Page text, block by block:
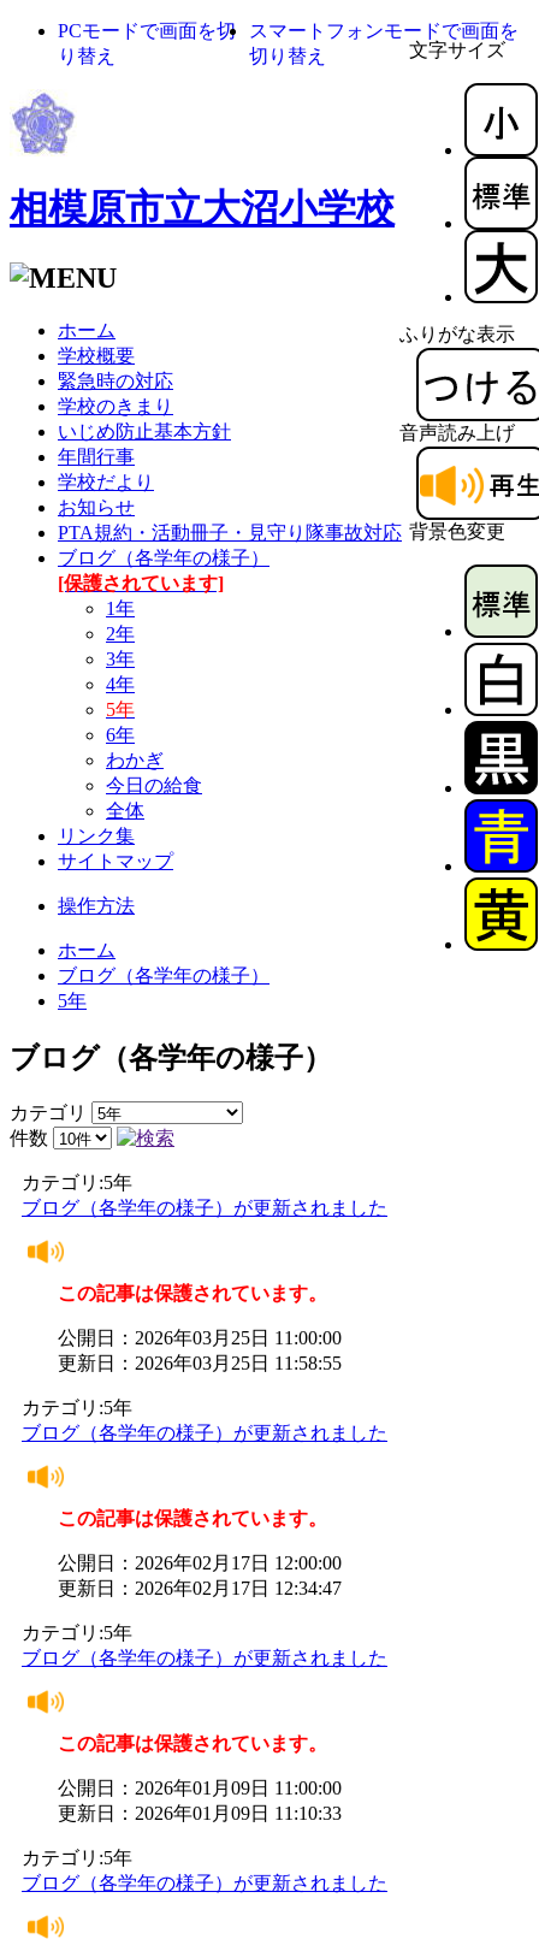
文字サイズ
ふりがな表示
音声読み上げ
背景色変更
PCモードで画面を切
り替え
スマートフォンモードで画面を
切り替え
相模原市立大沼小学校
ホーム
学校概要
緊急時の対応
学校のきまり
いじめ防止基本方針
年間行事
学校だより
お知らせ
PTA規約・活動冊子・見守り隊事故対応
ブログ（各学年の様子）
[保護されています]
1年
2年
3年
4年
5年
6年
わかぎ
今日の給食
全体
リンク集
サイトマップ
操作方法
ホーム
ブログ（各学年の様子）
5年
ブログ（各学年の様子）
カテゴリ
件数
カテゴリ:5年
ブログ（各学年の様子）が更新されました
この記事は保護されています。
公開日：2026年03月25日 11:00:00
更新日：2026年03月25日 11:58:55
カテゴリ:5年
ブログ（各学年の様子）が更新されました
この記事は保護されています。
公開日：2026年02月17日 12:00:00
更新日：2026年02月17日 12:34:47
カテゴリ:5年
ブログ（各学年の様子）が更新されました
この記事は保護されています。
公開日：2026年01月09日 11:00:00
更新日：2026年01月09日 11:10:33
カテゴリ:5年
ブログ（各学年の様子）が更新されました